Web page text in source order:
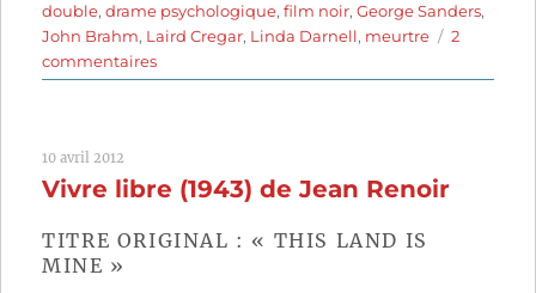
double,drame psychologique,film noir,George Sanders,
John Brahm, Laird Cregar, Linda Darnell, meurtre
2
commentairessur
Hangover
John
10 avril 2012
Vivre libre (1943) de Jean Renoir
TITRE ORIGINAL : « THIS LAND IS
MINE »